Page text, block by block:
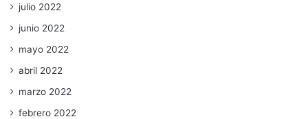
julio 2022
junio 2022
mayo 2022
abril 2022
marzo 2022
febrero 2022